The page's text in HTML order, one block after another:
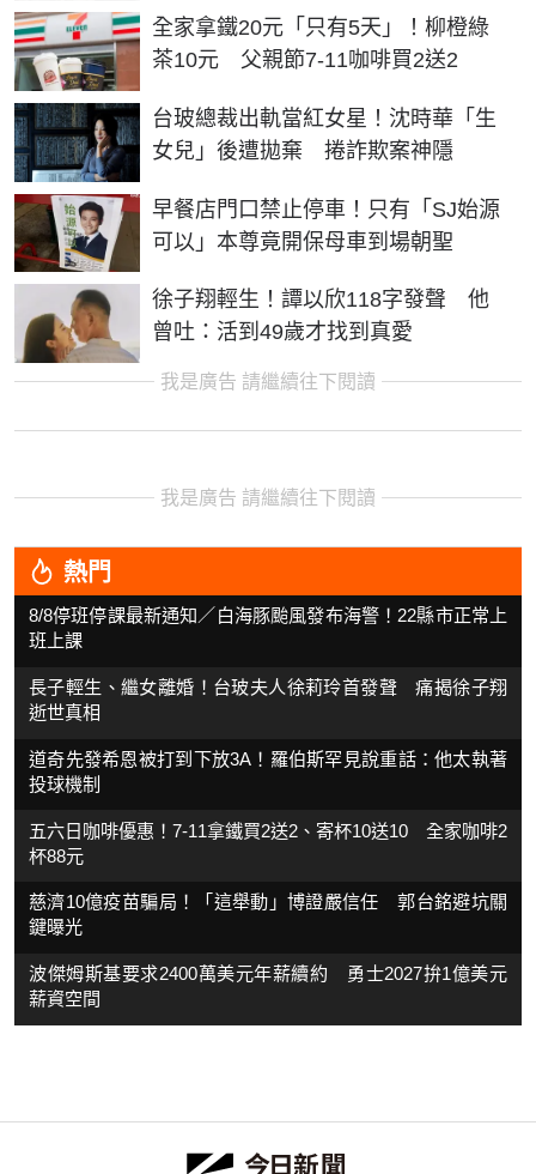
全家拿鐵20元「只有5天」！柳橙綠
茶10元 父親節7-11咖啡買2送2
台玻總裁出軌當紅女星！沈時華「生
女兒」後遭拋棄 捲詐欺案神隱
早餐店門口禁止停車！只有「SJ始源
可以」本尊竟開保母車到場朝聖
徐子翔輕生！譚以欣118字發聲 他
曾吐：活到49歲才找到真愛
我是廣告 請繼續往下閱讀
我是廣告 請繼續往下閱讀
熱門
8/8停班停課最新通知／白海豚颱風發布海警！22縣市正常上
班上課
長子輕生、繼女離婚！台玻夫人徐莉玲首發聲 痛揭徐子翔
逝世真相
道奇先發希恩被打到下放3A！羅伯斯罕見說重話：他太執著
投球機制
五六日咖啡優惠！7-11拿鐵買2送2、寄杯10送10 全家咖啡2
杯88元
慈濟10億疫苗騙局！「這舉動」博證嚴信任 郭台銘避坑關
鍵曝光
波傑姆斯基要求2400萬美元年薪續約 勇士2027拚1億美元
薪資空間